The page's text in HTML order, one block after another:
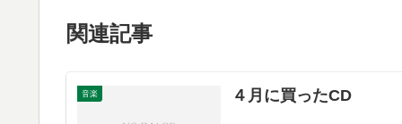
関連記事
音楽 ４月に買ったCD